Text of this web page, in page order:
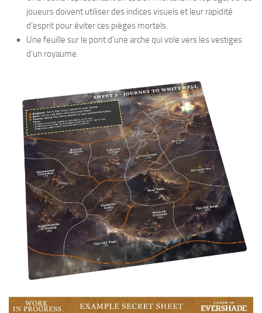
joueurs doivent utiliser des indices visuels et leur rapidité
d’esprit pour éviter ces pièges mortels.
Une feuille sur le pont d’une arche qui vole vers les vestiges
d’un royaume.